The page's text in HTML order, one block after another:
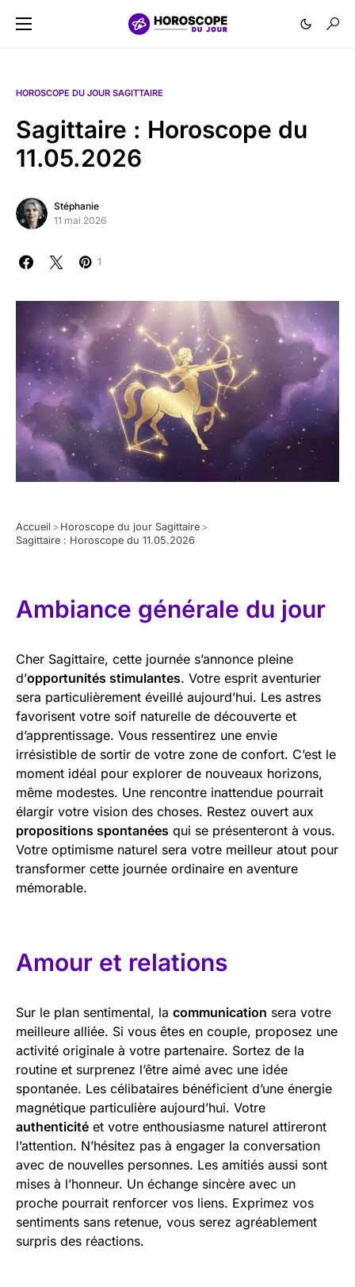
HOROSCOPE DU JOUR SAGITTAIRE
Sagittaire : Horoscope du
11.05.2026
Stéphanie
11 mai 2026
1
Accueil > Horoscope du jour Sagittaire >
Sagittaire : Horoscope du 11.05.2026
Ambiance générale du jour
Cher Sagittaire, cette journée s’annonce pleine
d’opportunités stimulantes. Votre esprit aventurier
sera particulièrement éveillé aujourd’hui. Les astres
favorisent votre soif naturelle de découverte et
d’apprentissage. Vous ressentirez une envie
irrésistible de sortir de votre zone de confort. C’est le
moment idéal pour explorer de nouveaux horizons,
même modestes. Une rencontre inattendue pourrait
élargir votre vision des choses. Restez ouvert aux
propositions spontanées qui se présenteront à vous.
Votre optimisme naturel sera votre meilleur atout pour
transformer cette journée ordinaire en aventure
mémorable.
Amour et relations
Sur le plan sentimental, la communication sera votre
meilleure alliée. Si vous êtes en couple, proposez une
activité originale à votre partenaire. Sortez de la
routine et surprenez l’être aimé avec une idée
spontanée. Les célibataires bénéficient d’une énergie
magnétique particulière aujourd’hui. Votre
authenticité et votre enthousiasme naturel attireront
l’attention. N’hésitez pas à engager la conversation
avec de nouvelles personnes. Les amitiés aussi sont
mises à l’honneur. Un échange sincère avec un
proche pourrait renforcer vos liens. Exprimez vos
sentiments sans retenue, vous serez agréablement
surpris des réactions.